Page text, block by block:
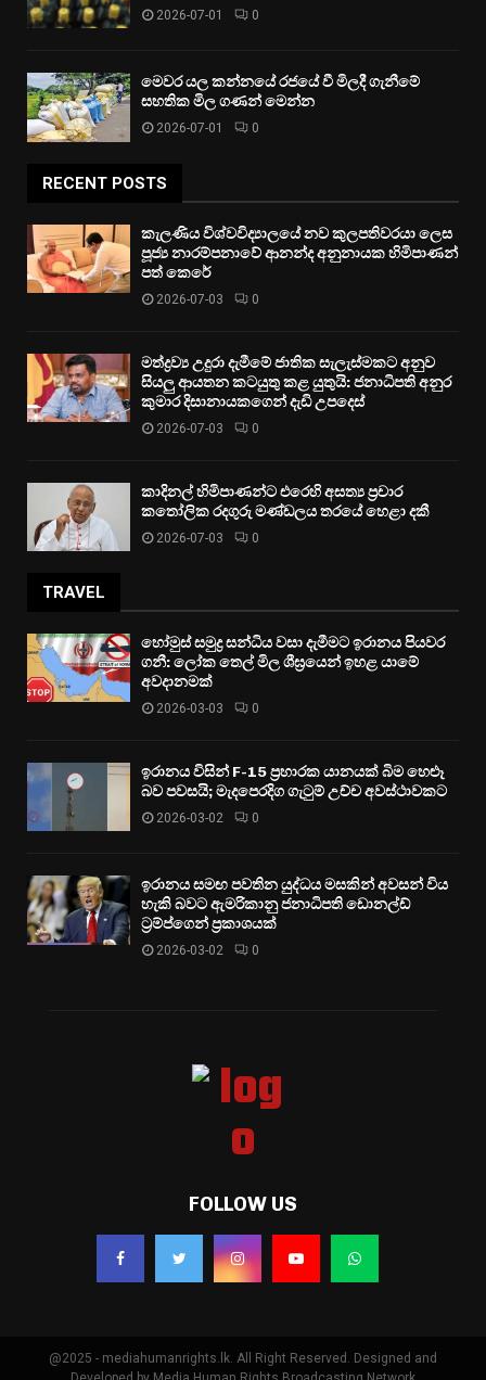
2026-07-01 0
මෙවර යල කන්නයේ රජයේ වී මිලදී ගැනීමේ
සහතික මිල ගණන් මෙන්න
2026-07-01 0
RECENT POSTS
කැලණිය විශ්වවිද්‍යාලයේ නව කුලපතිවරයා ලෙස
පූජ්‍ය නාරම්පනාවේ ආනන්ද අනුනායක හිමිපාණන්
පත් කෙරේ
2026-07-03 0
මත්ද්‍රව්‍ය උදුරා දැමීමේ ජාතික සැලැස්මකට අනුව
සියලු ආයතන කටයුතු කළ යුතුයි: ජනාධිපති අනුර
කුමාර දිසානායකගෙන් දැඩි උපදෙස්
2026-07-03 0
කාදිනල් හිමිපාණන්ට එරෙහි අසත්‍ය ප්‍රචාර
කතෝලික රදගුරු මණ්ඩලය තරයේ හෙළා දකී
2026-07-03 0
TRAVEL
හෝමුස් සමුද්‍ර සන්ධිය වසා දැමීමට ඉරානය පියවර
ගනී: ලෝක තෙල් මිල ශීඝ්‍රයෙන් ඉහළ යාමේ
අවදානමක්
2026-03-03 0
ඉරානය විසින් F-15 ප්‍රහාරක යානයක් බිම හෙළූ
බව පවසයි; මැදපෙරදිග ගැටුම් උච්ච අවස්ථාවකට
2026-03-02 0
ඉරානය සමඟ පවතින යුද්ධය මසකින් අවසන් විය
හැකි බවට ඇමරිකානු ජනාධිපති ඩොනල්ඩ්
ට්‍රම්ප්ගෙන් ප්‍රකාශයක්
2026-03-02 0
FOLLOW US
@2025 - mediahumanrights.lk. All Right Reserved. Designed and